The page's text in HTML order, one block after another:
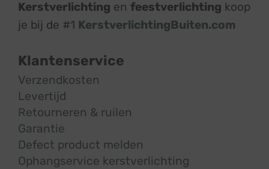
Kerstverlichting en feestverlichting koop
je bij de #1 KerstverlichtingBuiten.com
Klantenservice
Verzendkosten
Levertijd
Retourneren & ruilen
Garantie
Defect product melden
Ophangservice kerstverlichting